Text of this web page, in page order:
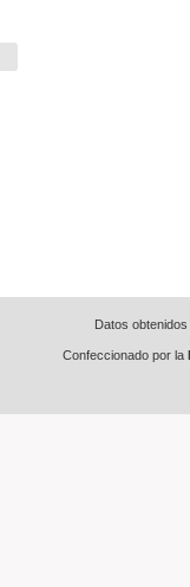
Datos
Confeccionado por la